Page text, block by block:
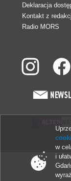
Deklaracja
Kontakt z
Radio MORS
©
w
i